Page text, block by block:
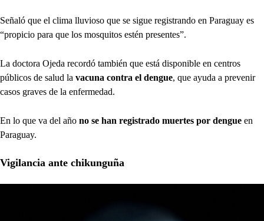
Señaló que el clima lluvioso que se sigue registrando en Paraguay es
“propicio para que los mosquitos estén presentes”.
La doctora Ojeda recordó también que está disponible en centros
públicos de salud la vacuna contra el dengue, que ayuda a prevenir
casos graves de la enfermedad.
En lo que va del año no se han registrado muertes por dengue en
Paraguay.
Vigilancia ante chikunguña